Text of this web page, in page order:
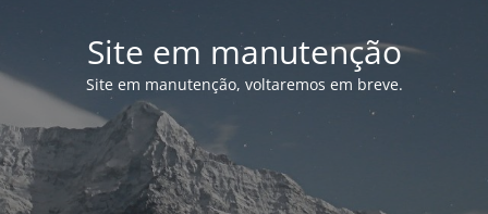
Site em manutenção
Site em manutenção, voltaremos em breve.